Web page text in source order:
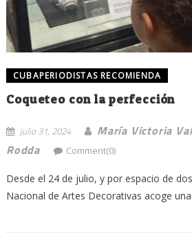
CUBAPERIODISTAS RECOMIENDA
Coqueteo con la perfección
julio 31, 2024
María Victoria
Rodda
Comment(0)
Desde el 24 de julio, y por espacio de
Nacional de Artes Decorativas acoge